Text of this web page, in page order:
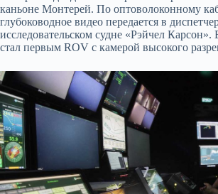
каньоне Монтерей. По оптоволоконному
глубоководное видео передается в
исследовательском судне «Рэйчел Карсон».
стал первым ROV с камерой высокого